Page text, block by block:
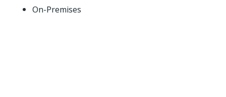
On-Premises